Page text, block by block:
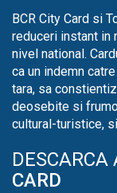
BCR City Card si
reduceri instant in
nivel national.
ca un indemn
tara, sa
deosebite si
cultural-turistice,
DESCARCA
CARD